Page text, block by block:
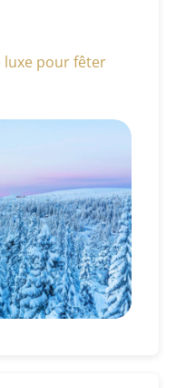
luxe pour fêter